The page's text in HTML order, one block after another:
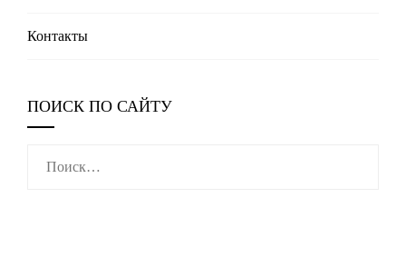
Контакты
ПОИСК ПО САЙТУ